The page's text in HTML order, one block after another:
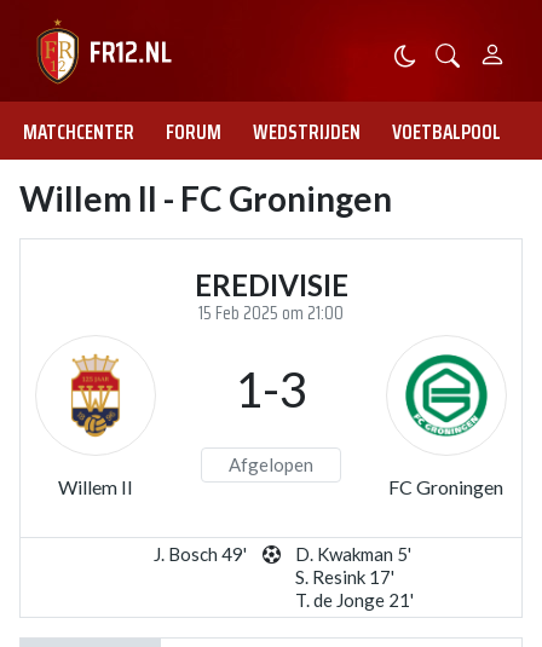
MATCHCENTER FORUM WEDSTRIJDEN VOETBALPOOL
Willem II - FC Groningen
EREDIVISIE
15 Feb 2025 om 21:00
Willem II
1-3
Afgelopen
FC Groningen
J. Bosch 49'
D. Kwakman 5'
S. Resink 17'
T. de Jonge 21'